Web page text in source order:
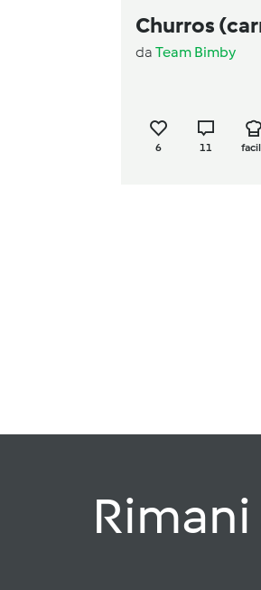
Churros
da Team Bimby
6 11
Rimani